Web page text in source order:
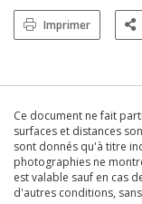
Imprimer
Ce document ne fait
surfaces et distances
sont donnés qu'à titre
photographies ne
est valable sauf en cas
d'autres conditions,